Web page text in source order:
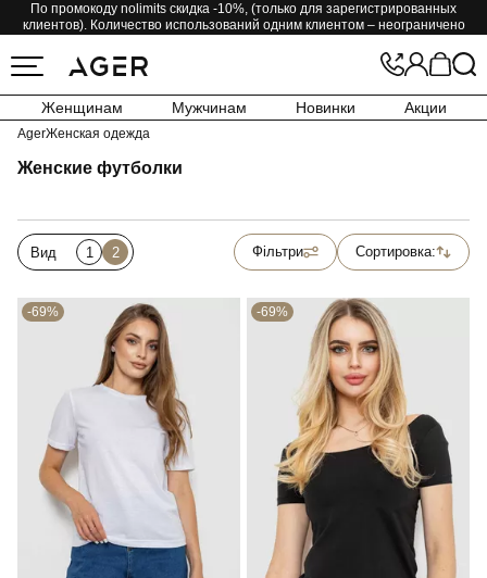
По промокоду nolimits скидка -10%, (только для зарегистрированных
клиентов). Количество использований одним клиентом – неограничено
Женщинам Мужчинам Новинки Акции
AgerЖенская одежда
Женские футболки
Вид 1 2 Фільтри Сортировка:
-69% -69%